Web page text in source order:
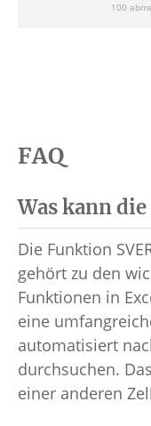
FAQ
Was kann
Die Funktion
gehört zu den
Funktionen in
eine
automatisiert
durchsuchen.
einer anderen